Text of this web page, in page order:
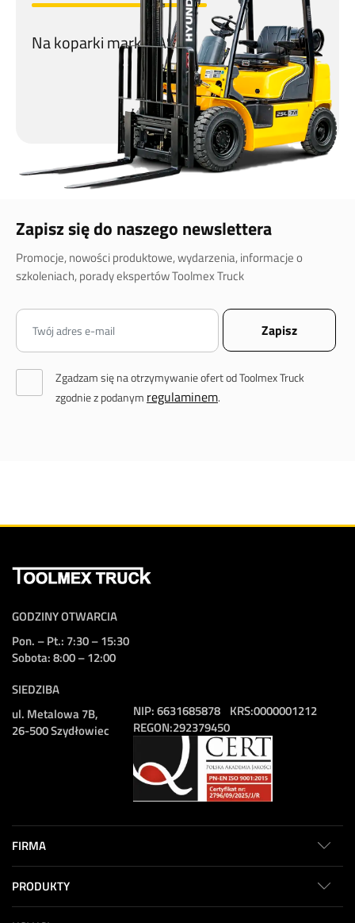
Na koparki marki CASE!
Zapisz się do naszego newslettera
Promocje, nowości produktowe, wydarzenia, informacje o
szkoleniach, porady ekspertów Toolmex Truck
Zgadzam się na otrzymywanie ofert od Toolmex Truck
zgodnie z podanym regulaminem.
GODZINY OTWARCIA
Pon. – Pt.: 7:30 – 15:30
Sobota: 8:00 – 12:00
SIEDZIBA
ul. Metalowa 7B,
26-500 Szydłowiec
NIP:6631685878
REGON:292379450
KRS:0000001212
FIRMA
PRODUKTY